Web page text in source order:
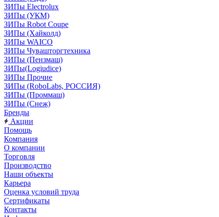
ЗИПы Electrolux
ЗИПы (УКМ)
ЗИПы Robot Coupe
ЗИПы (Хайколд)
ЗИПы WAICO
ЗИПы Чувашторгтехника
ЗИПы (Пензмаш)
ЗИПы(Logiudice)
ЗИПы Прочие
ЗИПы (RoboLabs, РОССИЯ)
ЗИПы (Проммаш)
ЗИПы (Снеж)
Бренды
Акции
Помощь
Компания
О компании
Торговля
Производство
Наши объекты
Карьера
Оценка условий труда
Сертификаты
Контакты